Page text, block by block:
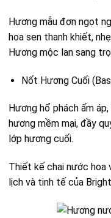
Hương mẫu đơn ngọt
hoa sen thanh khiết,
Hương mộc lan sang
Nốt Hương Cuối
Hương hổ phách ấm
hương mềm mại, đầy
lớp hương cuối.
Thiết kế chai nước hoa
lịch và tinh tế của